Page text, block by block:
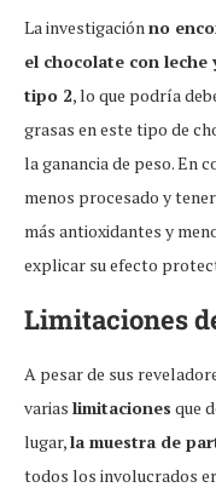
La investigaciónno
el chocolate con leche
tipo 2, lo que podría
grasas en este tipo de
la ganancia de peso. En
menos procesado y
más antioxidantes y
explicar su efecto
Limitaciones
A pesar de sus
varias limitaciones que
lugar,la muestra de
todos los involucrados